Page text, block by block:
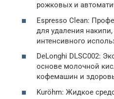
рожковых и
Espresso Clean:
для удаления
интенсивного
DeLonghi DLSC002:
основе молочной
кофемашин и
Kuröhm: Жидкое